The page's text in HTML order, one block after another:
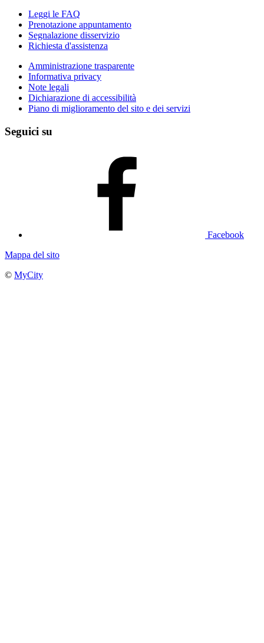
Leggi le FAQ
Prenotazione appuntamento
Segnalazione disservizio
Richiesta d'assistenza
Amministrazione trasparente
Informativa privacy
Note legali
Dichiarazione di accessibilità
Piano di miglioramento del sito e dei servizi
Seguici su
Facebook
Mappa del sito
© MyCity